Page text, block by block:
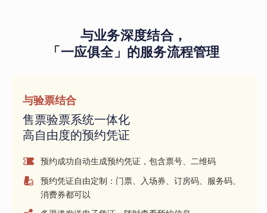
与业务深度结合，
「一应俱全」的服务流程管理
与验票结合
售票验票系统一体化
高自由度的预约凭证
预约成功自动生成预约凭证，包含票号、二维码
预约凭证自由定制：门票、入场券、订房码、服务码、
消费券都可以